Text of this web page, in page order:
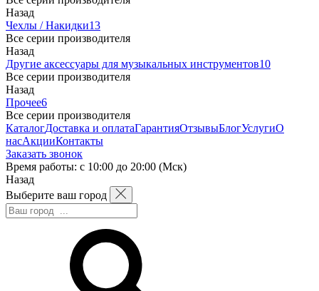
Назад
Чехлы / Накидки13
Все серии производителя
Назад
Другие аксессуары для музыкальных инструментов10
Все серии производителя
Назад
Прочее6
Все серии производителя
КаталогДоставка и оплатаГарантияОтзывыБлогУслугиО
насАкцииКонтакты
Заказать звонок
Время работы: с 10:00 до 20:00 (Мск)
Назад
Выберите ваш город